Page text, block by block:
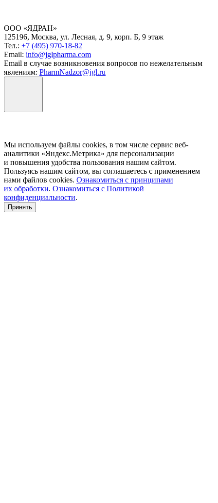
ООО «ЯДРАН»
125196, Москва, ул. Лесная, д. 9, корп. Б, 9 этаж
Тел.: +7 (495) 970-18-82
Email: info@jglpharma.com
Email в случае возникновения вопросов по нежелательным
явлениям: PharmNadzor@jgl.ru
Мы используем файлы cookies, в том числе сервис веб-
аналитики «Яндекс.Метрика» для персонализации
и повышения удобства пользования нашим сайтом.
Пользуясь нашим сайтом, вы соглашаетесь с применением
нами файлов cookies. Ознакомиться с принципами
их обработки. Ознакомиться с Политикой
конфиденциальности.
Принять